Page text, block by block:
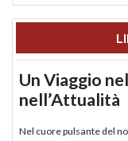
Un Viaggio
nell’Attualità
Nel cuore pulsante del